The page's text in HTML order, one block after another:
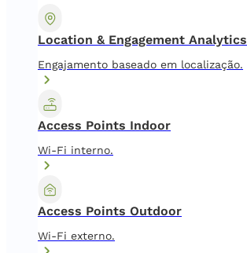
Location & Engagement Analytics
Engajamento baseado em localização.
Access Points Indoor
Wi-Fi interno.
Access Points Outdoor
Wi-Fi externo.